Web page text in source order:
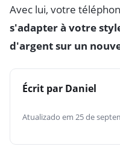
Avec lui, votre
s'adapter à votre
d'argent sur un
Écrit par Daniel
Atualizado em 25 de